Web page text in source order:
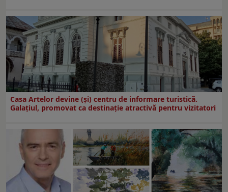
Casa Artelor devine (şi) centru de informare turistică.
Galaţiul, promovat ca destinaţie atractivă pentru vizitatori